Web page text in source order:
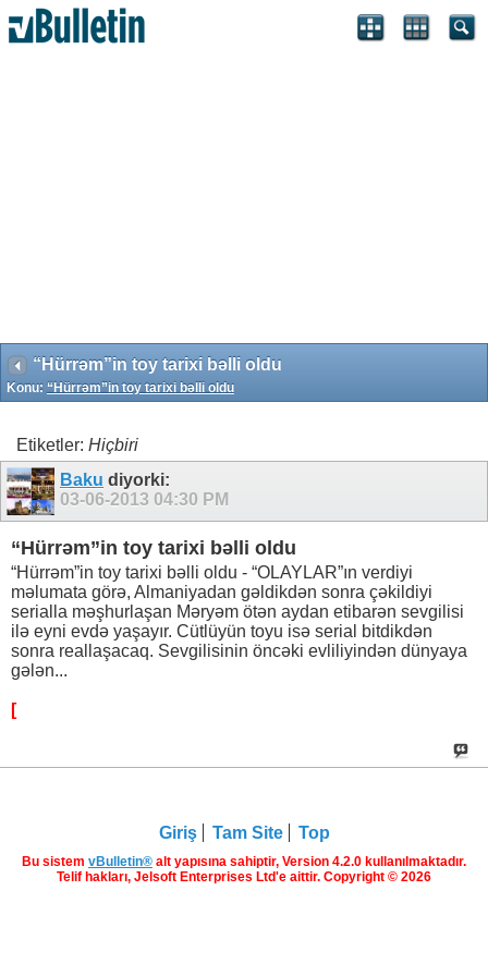
“Hürrəm”in toy tarixi bəlli oldu
Konu: “Hürrəm”in toy tarixi bəlli oldu
Etiketler: Hiçbiri
Baku diyorki:
03-06-2013 04:30 PM
“Hürrəm”in toy tarixi bəlli oldu
“Hürrəm”in toy tarixi bəlli oldu - “OLAYLAR”ın verdiyi
məlumata görə, Almaniyadan gəldikdən sonra çəkildiyi
serialla məşhurlaşan Məryəm ötən aydan etibarən sevgilisi
ilə eyni evdə yaşayır. Cütlüyün toyu isə serial bitdikdən
sonra reallaşacaq. Sevgilisinin öncəki evliliyindən dünyaya
gələn...
[
Giriş Tam Site Top
Bu sistem vBulletin® alt yapısına sahiptir, Version 4.2.0 kullanılmaktadır.
Telif hakları, Jelsoft Enterprises Ltd'e aittir. Copyright © 2026
Search Engine Optimization by vBSEO 3.6.1 ©2011, Crawlability,